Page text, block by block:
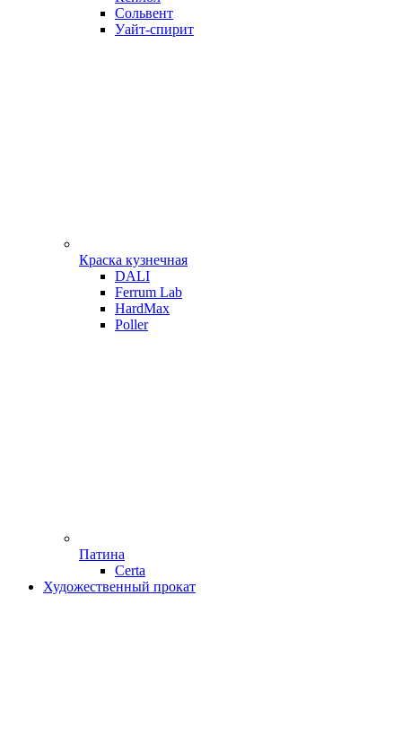
Сольвент
Уайт-спирит
Краска кузнечная
DALI
Ferrum Lab
HardMax
Poller
Патина
Certa
Художественный прокат